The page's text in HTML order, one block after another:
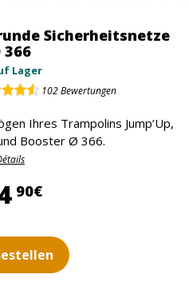
Sicherheitsnetze
366
Lager
102Bewertungen
Ihres Trampolins Jump’Up,
Booster Ø 366.
90€34,90 €